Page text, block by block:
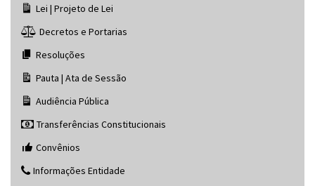
Lei | Projeto de Lei
Decretos e Portarias
Resoluções
Pauta | Ata de Sessão
Audiência Pública
Transferências Constitucionais
Convênios
Informações Entidade